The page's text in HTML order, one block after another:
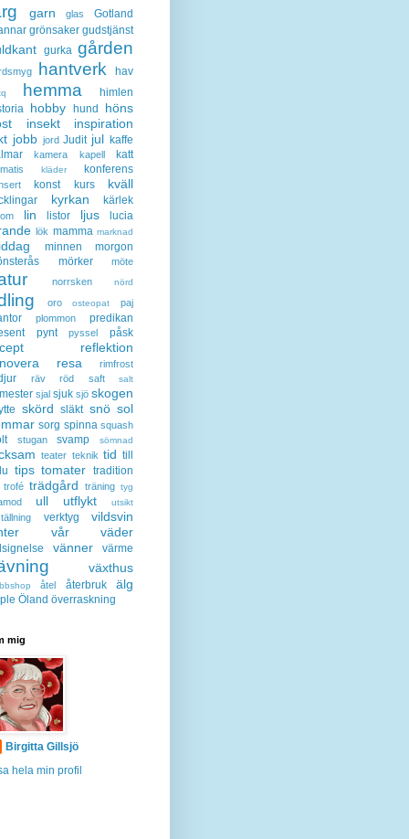
garn glas
Gotland
grönsaker gudstjänst
gurka gården
hantverk hav
hemma
himlen
hobby hund
höns
insekt
inspiration
jobb jord Judit jul kaffe
kamera kapell katt
kläder konferens
konst kurs kväll
kyrkan kärlek
lin listor ljus lucia
lök mamma marknad
minnen
morgon
mörker möte
norrsken nörd
oro osteopat paj
plommon
predikan
pynt pyssel påsk
reflektion
resa rimfrost
räv röd saft salt
sjal sjuk sjö skogen
skörd släkt snö sol
sorg spinna squash
stugan svamp sömnad
teater teknik tid till
tips tomater tradition
trofé trädgård träning tyg
ull utflykt utsikt
verktyg
vildsvin
vår väder
vänner värme
växthus
åtel återbruk älg
Öland överraskning
mig
Birgitta Gillsjö
hela min profil